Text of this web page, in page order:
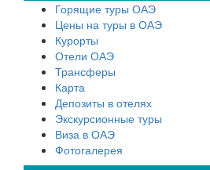
Горящие туры ОАЭ
Цены на туры в ОАЭ
Курорты
Отели ОАЭ
Трансферы
Карта
Депозиты в отелях
Экскурсионные туры
Виза в ОАЭ
Фотогалерея